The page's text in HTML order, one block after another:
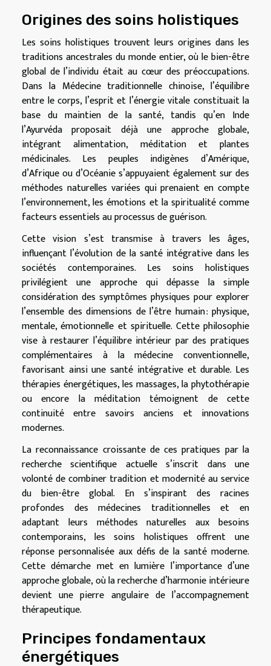
Origines des soins holistiques
Les soins holistiques trouvent leurs origines dans les
traditions ancestrales du monde entier, où le bien-être
global de l’individu était au cœur des préoccupations.
Dans la Médecine traditionnelle chinoise, l’équilibre
entre le corps, l’esprit et l’énergie vitale constituait la
base du maintien de la santé, tandis qu’en Inde
l’Ayurvéda proposait déjà une approche globale,
intégrant alimentation, méditation et plantes
médicinales. Les peuples indigènes d’Amérique,
d’Afrique ou d’Océanie s’appuyaient également sur des
méthodes naturelles variées qui prenaient en compte
l’environnement, les émotions et la spiritualité comme
facteurs essentiels au processus de guérison.
Cette vision s’est transmise à travers les âges,
influençant l’évolution de la santé intégrative dans les
sociétés contemporaines. Les soins holistiques
privilégient une approche qui dépasse la simple
considération des symptômes physiques pour explorer
l’ensemble des dimensions de l’être humain : physique,
mentale, émotionnelle et spirituelle. Cette philosophie
vise à restaurer l’équilibre intérieur par des pratiques
complémentaires à la médecine conventionnelle,
favorisant ainsi une santé intégrative et durable. Les
thérapies énergétiques, les massages, la phytothérapie
ou encore la méditation témoignent de cette
continuité entre savoirs anciens et innovations
modernes.
La reconnaissance croissante de ces pratiques par la
recherche scientifique actuelle s’inscrit dans une
volonté de combiner tradition et modernité au service
du bien-être global. En s’inspirant des racines
profondes des médecines traditionnelles et en
adaptant leurs méthodes naturelles aux besoins
contemporains, les soins holistiques offrent une
réponse personnalisée aux défis de la santé moderne.
Cette démarche met en lumière l’importance d’une
approche globale, où la recherche d’harmonie intérieure
devient une pierre angulaire de l’accompagnement
thérapeutique.
Principes fondamentaux
énergétiques